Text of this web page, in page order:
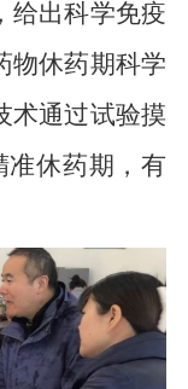
给出科学免疫
物休药期科学
术通过试验摸
准休药期，有